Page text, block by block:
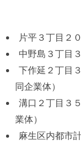
片平３丁目２
中野島３丁目
下作延２丁目
同企業体）
溝口２丁目３
業体）
麻生区内都市